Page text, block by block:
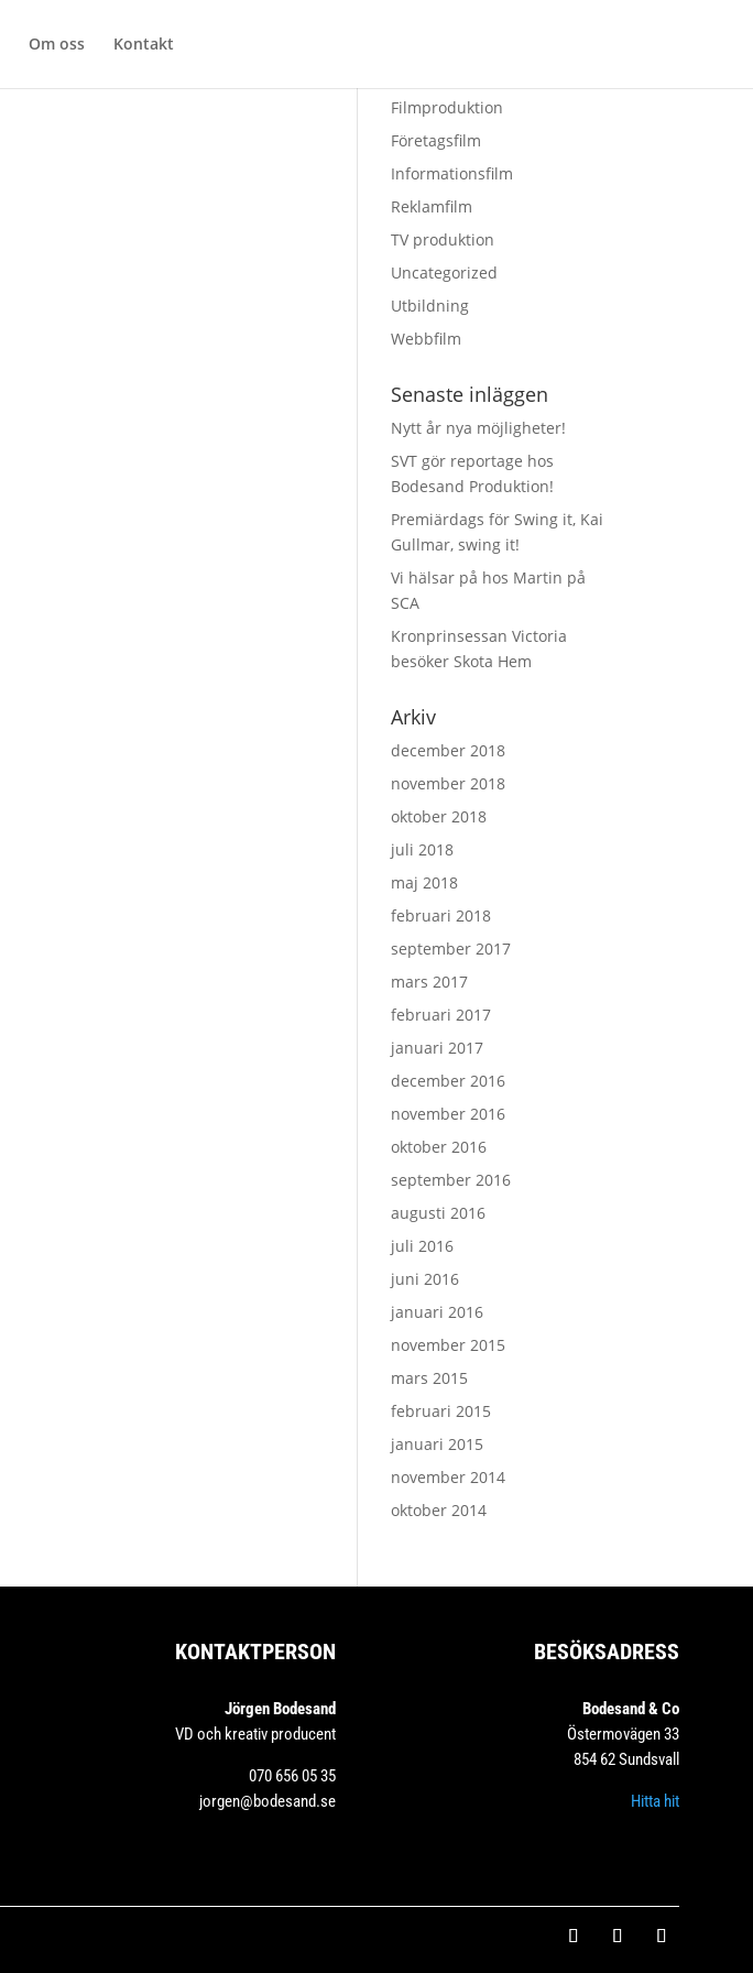
Om oss Kontakt
Filmproduktion
Företagsfilm
Informationsfilm
Reklamfilm
TV produktion
Uncategorized
Utbildning
Webbfilm
Senaste inläggen
Nytt år nya möjligheter!
SVT gör reportage hos
Bodesand Produktion!
Premiärdags för Swing it, Kai
Gullmar, swing it!
Vi hälsar på hos Martin på
SCA
Kronprinsessan Victoria
besöker Skota Hem
Arkiv
december 2018
november 2018
oktober 2018
juli 2018
maj 2018
februari 2018
september 2017
mars 2017
februari 2017
januari 2017
december 2016
november 2016
oktober 2016
september 2016
augusti 2016
juli 2016
juni 2016
januari 2016
november 2015
mars 2015
februari 2015
januari 2015
november 2014
oktober 2014
KONTAKTPERSON
Jörgen Bodesand
VD och kreativ producent
070 656 05 35
jorgen@bodesand.se
BESÖKSADRESS
Bodesand & Co
Östermovägen 33
854 62 Sundsvall
Hitta hit